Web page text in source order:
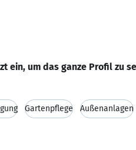
ein, um das ganze Profil zu
Gartenpflege Außenanlagen